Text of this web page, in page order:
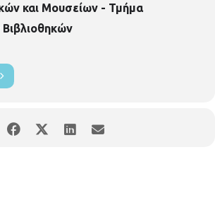
και Μουσείων - Τμήμα